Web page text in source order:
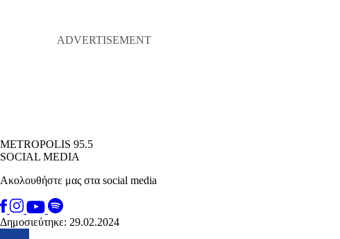
METROPOLIS 95.5
SOCIAL MEDIA
Ακολουθήστε μας στα social media
Δημοσιεύτηκε: 29.02.2024